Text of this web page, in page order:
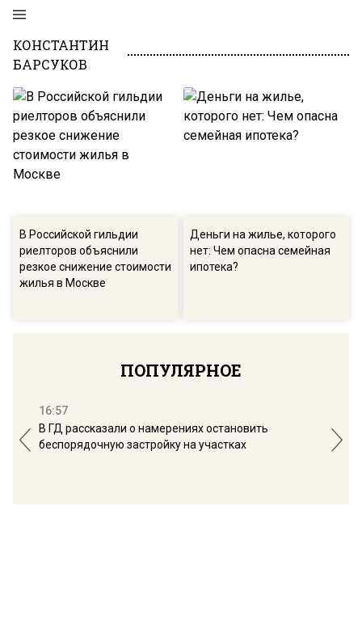
КОНСТАНТИН
БАРСУКОВ
В Российской гильдии
риелторов объяснили
резкое снижение стоимости
жилья в Москве
Деньги на жилье, которого
нет: Чем опасна семейная
ипотека?
ПОПУЛЯРНОЕ
16:57
В ГД рассказали о намерениях остановить
беспорядочную застройку на участках